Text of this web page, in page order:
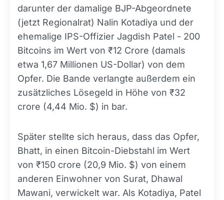
darunter der damalige BJP-Abgeordnete
(jetzt Regionalrat) Nalin Kotadiya und der
ehemalige IPS-Offizier Jagdish Patel - 200
Bitcoins im Wert von ₹12 Crore (damals
etwa 1,67 Millionen US-Dollar) von dem
Opfer. Die Bande verlangte außerdem ein
zusätzliches Lösegeld in Höhe von ₹32
crore (4,44 Mio. $) in bar.
Später stellte sich heraus, dass das Opfer,
Bhatt, in einen Bitcoin-Diebstahl im Wert
von ₹150 crore (20,9 Mio. $) von einem
anderen Einwohner von Surat, Dhawal
Mawani, verwickelt war. Als Kotadiya, Patel